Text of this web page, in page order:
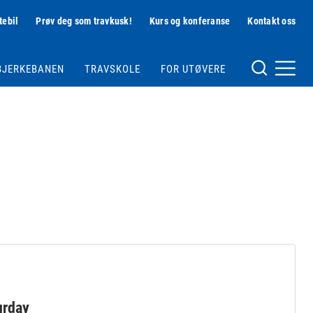
Prøv deg som travkusk! Kurs og konferanse Kontakt oss
TRAVSKOLE FOR UTØVERE